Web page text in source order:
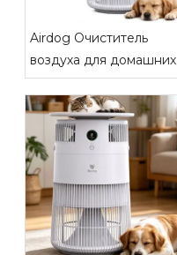
Airdog Очиститель
воздуха для домашних
животных P50
Эффективность
удаления аллергенов